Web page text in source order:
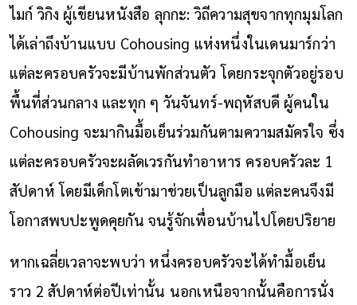
ไมก์ วิกิง ผู้เขียนหนังสือ ลุกกะ: วิถีความสุขจากทุกมุมโลก
ได้เล่าถึงบ้านแบบ Cohousing แห่งหนึ่งในเดนมาร์กว่า
แต่ละครอบครัวจะมีบ้านพักส่วนตัว โดยกระจุกตัวอยู่รอบ
พื้นที่ส่วนกลาง และทุก ๆ วันจันทร์-พฤหัสบดี ผู้คนใน
Cohousing จะมากินมื้อเย็นร่วมกันตามความสมัครใจ ซึ่ง
แต่ละครอบครัวจะผลัดเวรกันทำอาหาร ครอบครัวละ 1
สัปดาห์ โดยมีเด็กโตเข้ามาช่วยเป็นลูกมือ แต่ละคนจึงมี
โอกาสพบปะพูดคุยกัน จนรู้จักเพื่อนบ้านไปโดยปริยาย
หากเฉลี่ยเวลาจะพบว่า หนึ่งครอบครัวจะได้ทำมื้อเย็น
ราว 2 สัปดาห์ต่อปีเท่านั้น นอกเหนือจากนั้นคือการนั่ง